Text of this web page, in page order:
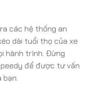
các hệ thống an
dài tuổi thọ của xe
hành trình. Đừng
để được tư vấn